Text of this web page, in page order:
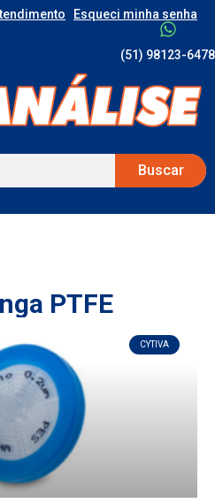
Esqueci minha senha
(51) 98123-6478
Buscar
PTFE
CYTIVA